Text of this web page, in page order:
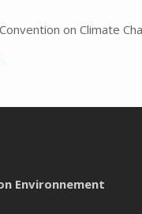
on Climate
Environnement